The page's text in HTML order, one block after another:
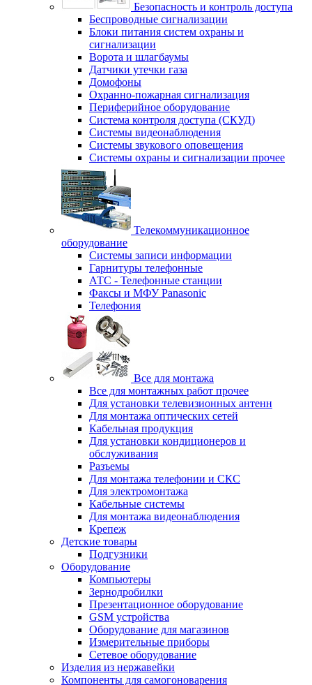
Безопасность и контроль доступа
Беспроводные сигнализации
Блоки питания систем охраны и
сигнализации
Ворота и шлагбаумы
Датчики утечки газа
Домофоны
Охранно-пожарная сигнализация
Периферийное оборудование
Система контроля доступа (СКУД)
Системы видеонаблюдения
Системы звукового оповещения
Системы охраны и сигнализации прочее
Телекоммуникационное
оборудование
Системы записи информации
Гарнитуры телефонные
АТС - Телефонные станции
Факсы и МФУ Panasonic
Телефония
Все для монтажа
Все для монтажных работ прочее
Для установки телевизионных антенн
Для монтажа оптических сетей
Кабельная продукция
Для установки кондиционеров и
обслуживания
Разъемы
Для монтажа телефонии и СКС
Для электромонтажа
Кабельные системы
Для монтажа видеонаблюдения
Крепеж
Детские товары
Подгузники
Оборудование
Компьютеры
Зернодробилки
Презентационное оборудование
GSM устройства
Оборудование для магазинов
Измерительные приборы
Сетевое оборудование
Изделия из нержавейки
Компоненты для самогоноварения